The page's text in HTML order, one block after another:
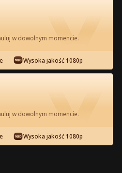
Zdradzonej
Filmu
Wszystkie Odcinki
44 45 46
w dowolnym momencie.
Wysoka jakość 1080p
w dowolnym momencie.
Wysoka jakość 1080p